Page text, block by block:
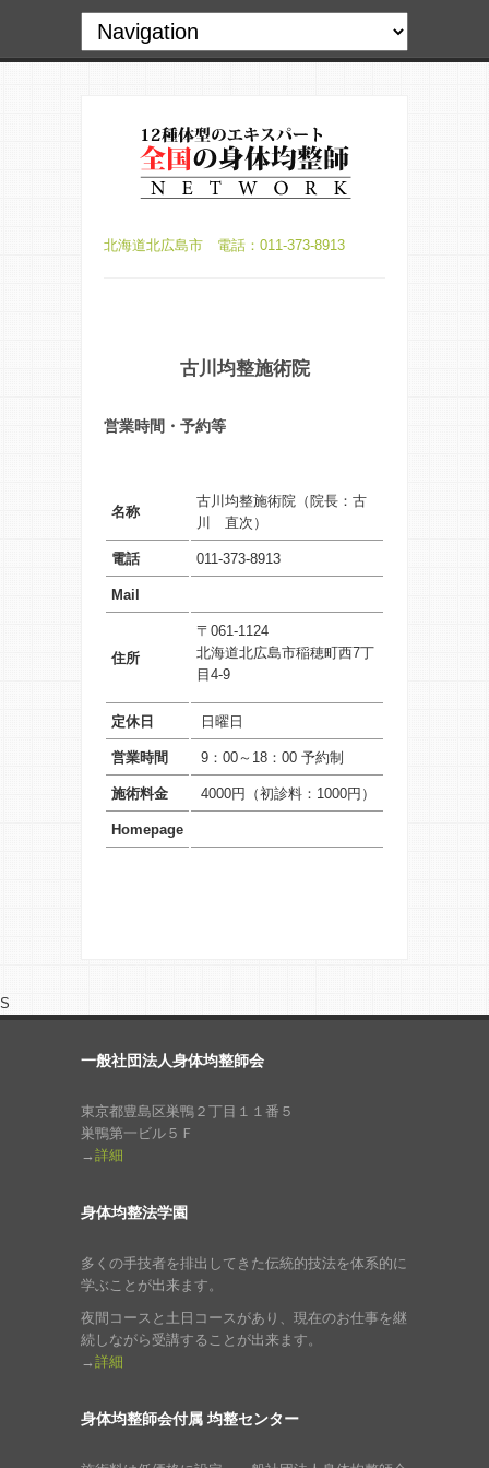
北海道北広島市 電話：011-373-8913
古川均整施術院
営業時間・予約等
名称
古川均整施術院（院長：古
川 直次）
電話 011-373-8913
Mail
住所
〒061-1124
北海道北広島市稲穂町西7丁
目4-9
定休日 日曜日
営業時間 9：00～18：00 予約制
施術料金 4000円（初診料：1000円）
Homepage
S
一般社団法人身体均整師会
東京都豊島区巣鴨２丁目１１番５
巣鴨第一ビル５Ｆ
→ 詳細
身体均整法学園
多くの手技者を排出してきた伝統的技法を体系的に
学ぶことが出来ます。
夜間コースと土日コースがあり、現在のお仕事を継
続しながら受講することが出来ます。
→ 詳細
身体均整師会付属 均整センター